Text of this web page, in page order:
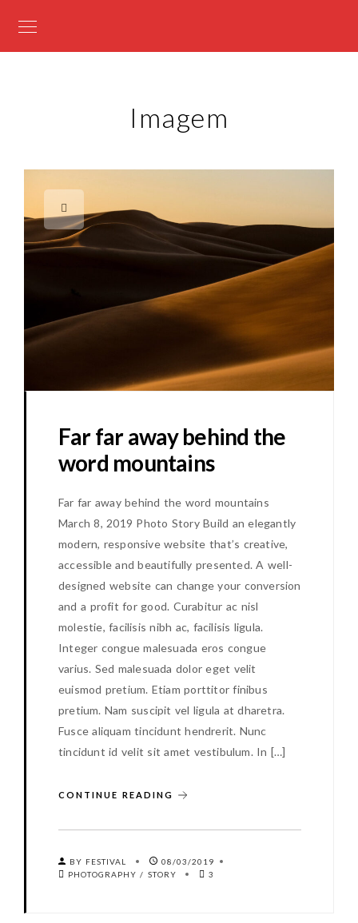
Imagem
Far far away behind the
word mountains
Far far away behind the word mountains
March 8, 2019 Photo Story Build an elegantly
modern, responsive website that’s creative,
accessible and beautifully presented. A well-
designed website can change your conversion
and a profit for good. Curabitur ac nisl
molestie, facilisis nibh ac, facilisis ligula.
Integer congue malesuada eros congue
varius. Sed malesuada dolor eget velit
euismod pretium. Etiam porttitor finibus
pretium. Nam suscipit vel ligula at dharetra.
Fusce aliquam tincidunt hendrerit. Nunc
tincidunt id velit sit amet vestibulum. In […]
CONTINUE READING
BY FESTIVAL
08/03/2019
PHOTOGRAPHY / STORY 3